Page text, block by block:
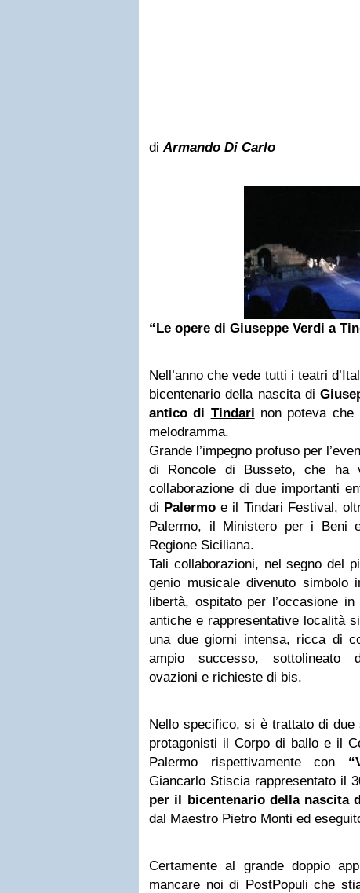
diArmando Di Carlo
“Le opere di Giuseppe Verdi a
Nell’anno che vede tutti i teatri
bicentenario della nascita di
antico di Tindari non poteva che
melodramma.
Grande l’impegno profuso per
di Roncole di Busseto, che ha
collaborazione di due importanti
di Palermo e il Tindari Festival,
Palermo, il Ministero per i Beni
Regione Siciliana.
Tali collaborazioni, nel segno del
genio musicale divenuto simbolo
libertà, ospitato per l’occasione
antiche e rappresentative località
una due giorni intensa, ricca di
ampio successo, sottolineato
ovazioni e richieste di bis.
Nello specifico, si è trattato di
protagonisti il Corpo di ballo e il
Palermo rispettivamente con
Giancarlo Stiscia rappresentato il
per il bicentenario della nascita
dal Maestro Pietro Monti ed
Certamente al grande doppio
mancare noi di PostPopuli che